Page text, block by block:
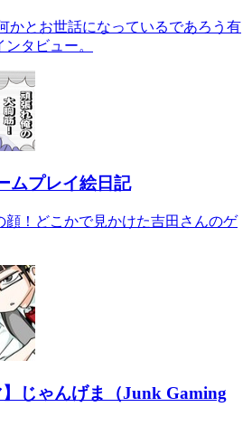
かとお世話になっているであろう有
タビュー。
ムプレイ絵日記
顔！どこかで見かけた吉田さんのゲ
】じゃんげま（Junk Gaming